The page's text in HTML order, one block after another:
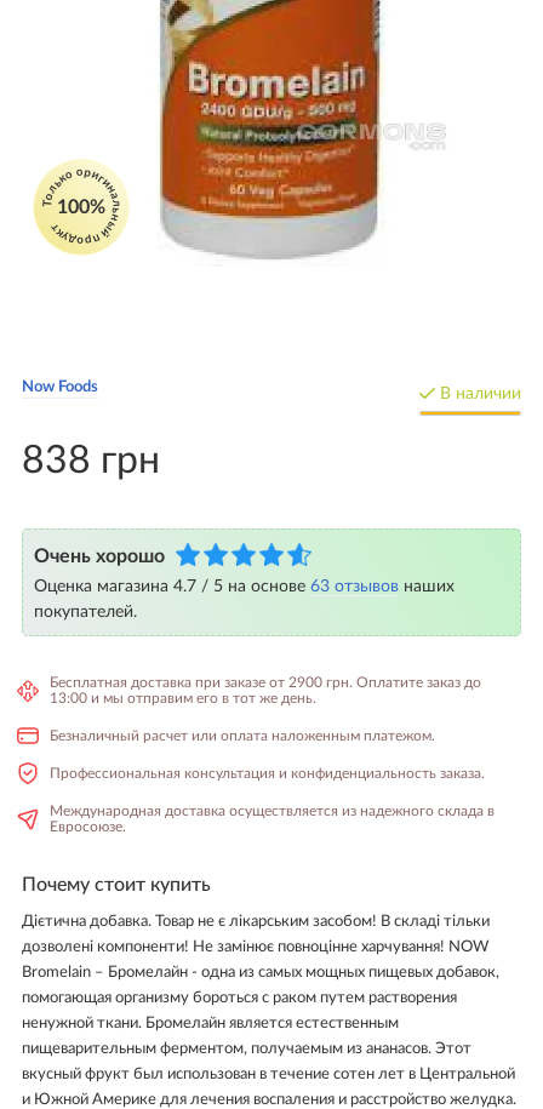
Только оригинальный продукт
100%
Now Foods В наличии
838 грн
Очень хорошо
Оценка магазина 4.7 / 5 на основе 63 отзывов наших
покупателей.
Бесплатная доставка при заказе от 2900 грн. Оплатите заказ до
13:00 и мы отправим его в тот же день.
Безналичный расчет или оплата наложенным платежом.
Профессиональная консультация и конфиденциальность заказа.
Международная доставка осуществляется из надежного склада в
Евросоюзе.
Почему стоит купить
Дієтична добавка. Товар не є лікарським засобом! В складі тільки
дозволені компоненти! Не замінює повноцінне харчування! NOW
Bromelain – Бромелайн - одна из самых мощных пищевых добавок,
помогающая организму бороться с раком путем растворения
ненужной ткани. Бромелайн является естественным
пищеварительным ферментом, получаемым из ананасов. Этот
вкусный фрукт был использован в течение сотен лет в Центральной
и Южной Америке для лечения воспаления и расстройство желудка.